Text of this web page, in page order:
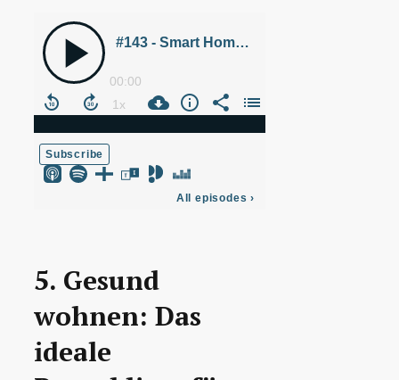
5. Gesund
wohnen: Das
ideale